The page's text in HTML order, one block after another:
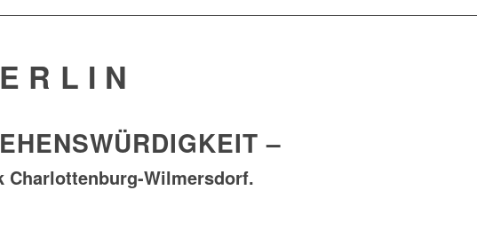
–
Charlottenburg-Wilmersdorf.